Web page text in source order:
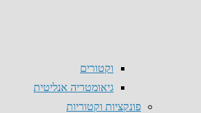
וקטורים
גיאומטריה אנליטית
פונקציות וקטוריות